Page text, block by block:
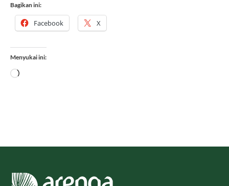
Bagikan ini:
Facebook X
Menyukai ini:
Memuat...